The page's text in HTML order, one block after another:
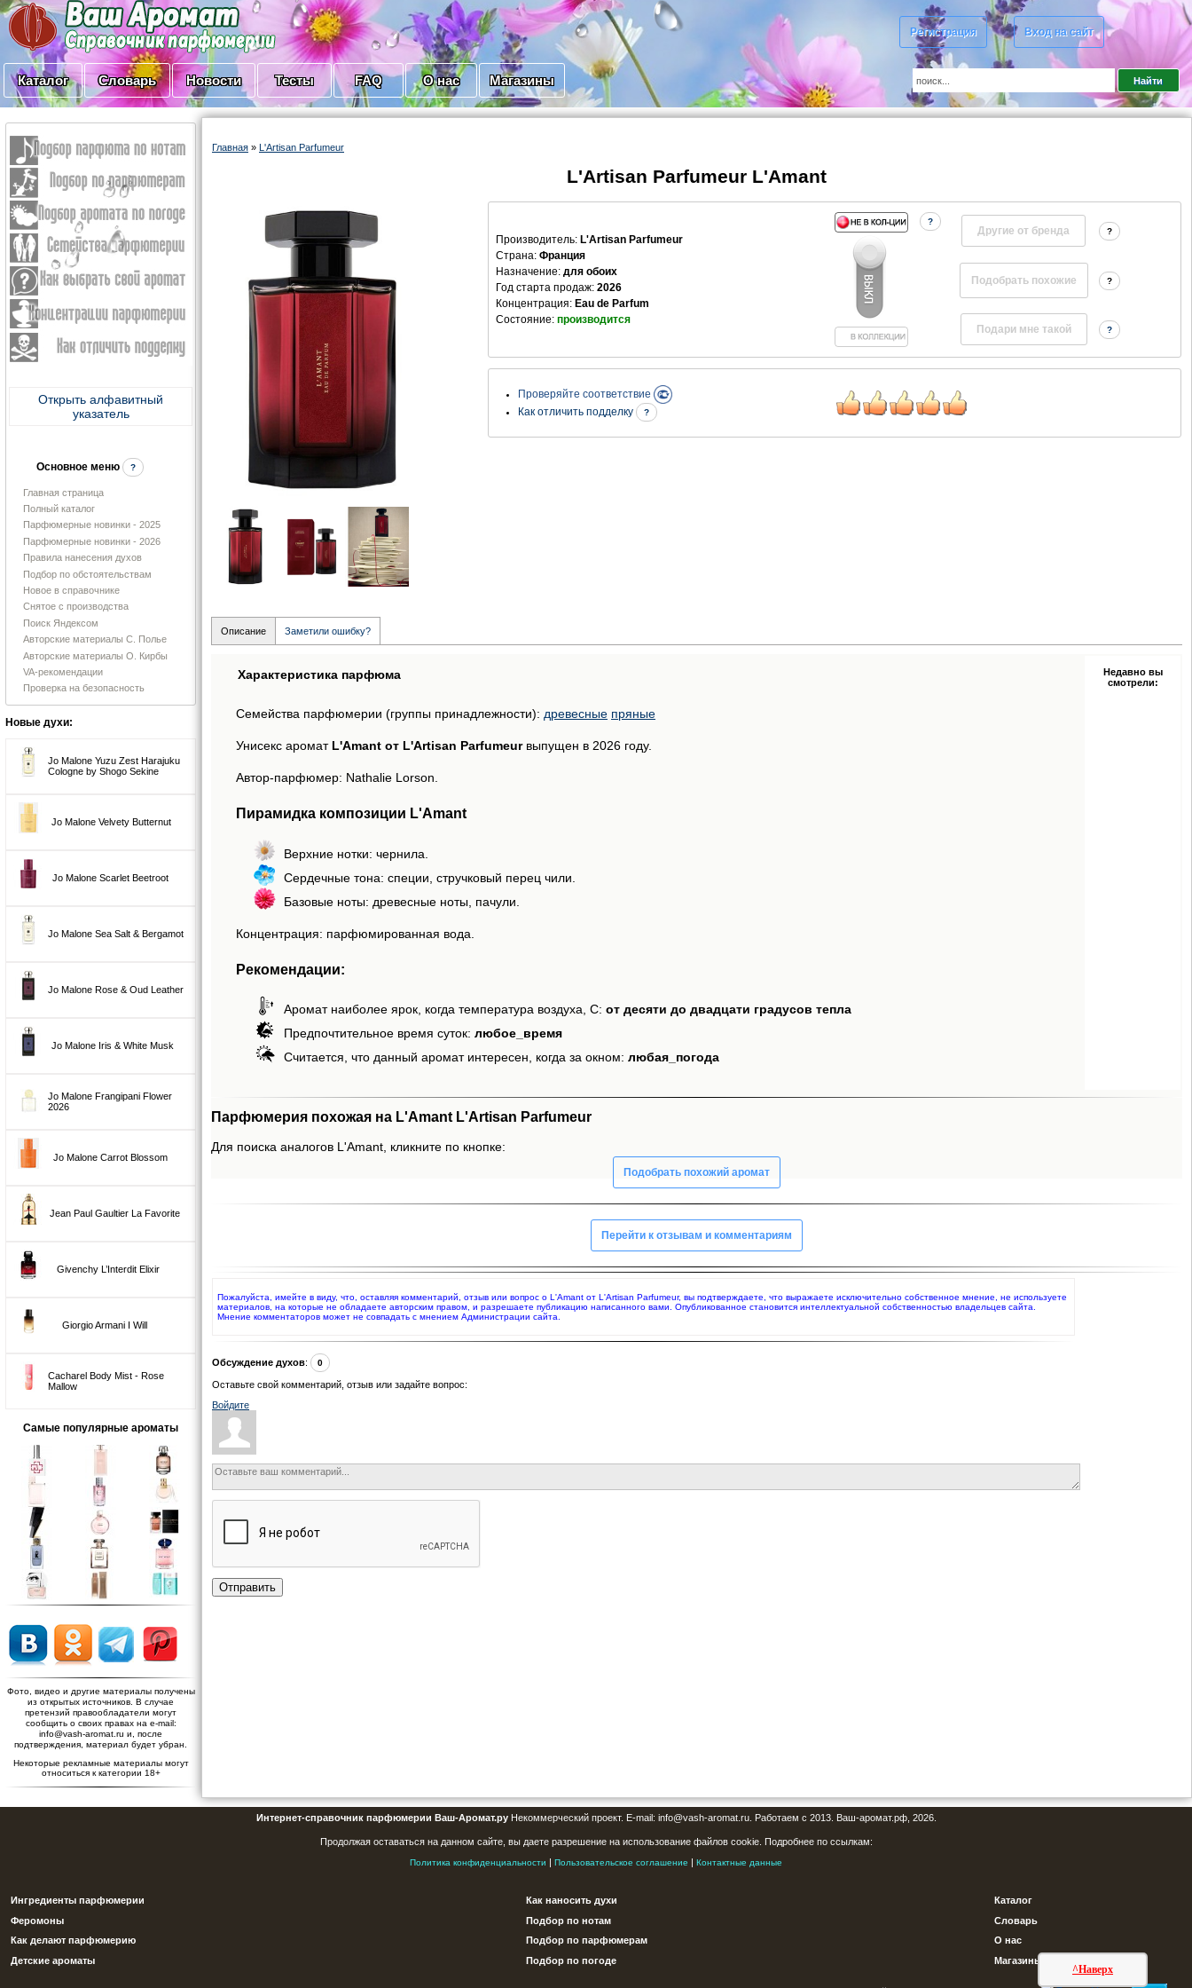
Регистрация Вход на сайт
Каталог Словарь Новости Тесты FAQ О нас Магазины
Открыть алфавитный
указатель
Основное меню ?
Главная страница
Полный каталог
Парфюмерные новинки - 2025
Парфюмерные новинки - 2026
Правила нанесения духов
Подбор по обстоятельствам
Новое в справочнике
Снятое с производства
Поиск Яндексом
Авторские материалы С. Полье
Авторские материалы О. Кирбы
VA-рекомендации
Проверка на безопасность
Новые духи:
Jo Malone Yuzu Zest Harajuku
Cologne by Shogo Sekine
Jo Malone Velvety Butternut
Jo Malone Scarlet Beetroot
Jo Malone Sea Salt & Bergamot
Jo Malone Rose & Oud Leather
Jo Malone Iris & White Musk
Jo Malone Frangipani Flower
2026
Jo Malone Carrot Blossom
Jean Paul Gaultier La Favorite
Givenchy L’Interdit Elixir
Giorgio Armani I Will
Cacharel Body Mist - Rose
Mallow
Самые популярные ароматы
Фото, видео и другие материалы получены
из открытых источников. В случае
претензий правообладатели могут
сообщить о своих правах на e-mail:
info@vash-aromat.ru и, после
подтверждения, материал будет убран.
Некоторые рекламные материалы могут
относиться к категории 18+
Главная » L'Artisan Parfumeur
L'Artisan Parfumeur L'Amant
Производитель: L'Artisan Parfumeur
Страна: Франция
Назначение: для обоих
Год старта продаж: 2026
Концентрация: Eau de Parfum
Состояние: производится
?
Другие от бренда ?
?
?
Проверяйте соответствие
Как отличить подделку
?
Описание Заметили ошибку?
Характеристика парфюма
Семейства парфюмерии (группы принадлежности): древесные пряные
Унисекс аромат L'Amant от L'Artisan Parfumeurвыпущен в 2026 году.
Автор-парфюмер: Nathalie Lorson.
Пирамидка композиции L'Amant
Верхние нотки: чернила.
Сердечные тона: специи, стручковый перец чили.
Базовые ноты: древесные ноты, пачули.
Концентрация: парфюмированная вода.
Рекомендации:
Аромат наиболее ярок, когда температура воздуха, С: от десяти до двадцати градусов тепла
Предпочтительное время суток: любое_время
Считается, что данный аромат интересен, когда за окном: любая_погода
Недавно вы
смотрели:
Парфюмерия похожая на L'Amant L'Artisan Parfumeur
Для поиска аналогов L'Amant, кликните по кнопке:
Подобрать похожий аромат
Перейти к отзывам и комментариям
Пожалуйста, имейте в виду, что, оставляя комментарий, отзыв или вопрос о L'Amant от L'Artisan Parfumeur, вы подтверждаете, что выражаете исключительно собственное мнение, не используете
материалов, на которые не обладаете авторским правом, и разрешаете публикацию написанного вами. Опубликованное становится интеллектуальной собственностью владельцев сайта.
Мнение комментаторов может не совпадать с мнением Администрации сайта.
Обсуждение духов: 0
Оставьте свой комментарий, отзыв или задайте вопрос:
Войдите
Отправить
^Наверх
Интернет-справочник парфюмерии Ваш-Аромат.руНекоммерческий проект. E-mail: info@vash-aromat.ru. Работаем с 2013. Ваш-аромат.рф, 2026.
Продолжая оставаться на данном сайте, вы даете разрешение на использование файлов cookie. Подробнее по ссылкам:
Политика конфиденциальности | Пользовательское соглашение | Контактные данные
Ингредиенты парфюмерии
Феромоны
Как делают парфюмерию
Детские ароматы
Как наносить духи
Подбор по нотам
Подбор по парфюмерам
Подбор по погоде
Каталог
Словарь
О нас
Магазины